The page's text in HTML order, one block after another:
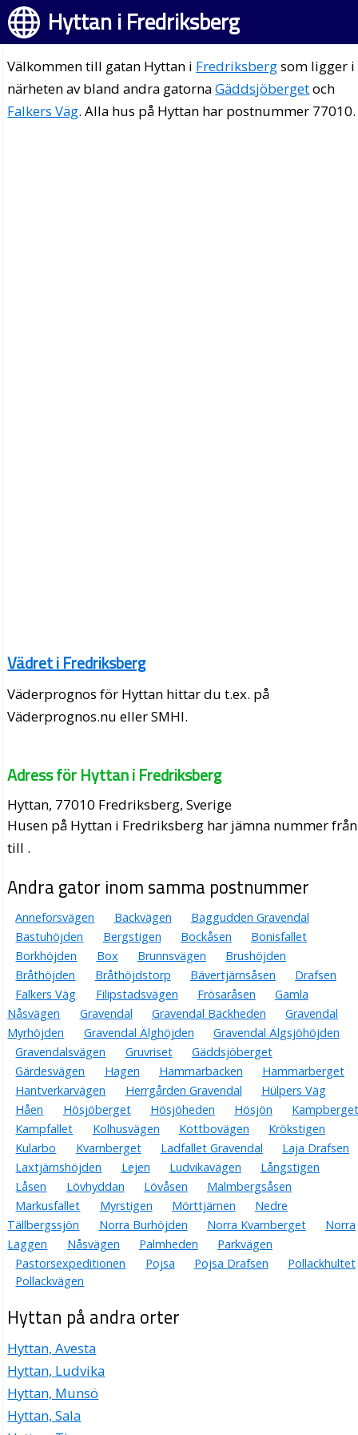
Hyttan i Fredriksberg
Välkommen till gatan Hyttan i Fredriksbergsom ligger i
närheten av bland andra gatornaGäddsjöbergetoch
Falkers Väg. Alla hus på Hyttan har postnummer 77010.
Vädret i Fredriksberg
Väderprognos för Hyttan hittar du t.ex. på
Väderprognos.nu eller SMHI.
Adress för Hyttan i Fredriksberg
Hyttan, 77010 Fredriksberg, Sverige
Husen på Hyttan i Fredriksberg har jämna nummer från
till .
Andra gator inom samma postnummer
Anneforsvägen Backvägen
Baggudden Gravendal
Bastuhöjden
Bergstigen Bockåsen
Bonisfallet
Borkhöjden
Box Brunnsvägen
Brushöjden
Bråthöjden
Bråthöjdstorp Bävertjärnsåsen
Drafsen
Falkers Väg
Filipstadsvägen Frösaråsen
Gamla
Nåsvägen
Gravendal Gravendal Bäckheden
Gravendal
Myrhöjden
Gravendal Älghöjden
Gravendal Älgsjöhöjden
Gravendalsvägen
Gruvriset
Gäddsjöberget
Gärdesvägen
Hagen Hammarbacken
Hammarberget
Hantverkarvägen
Herrgården Gravendal
Hülpers Väg
Håen
Hösjöberget Hösjöheden Hösjön
Kampfallet
Kolhusvägen Kottbovägen
Krökstigen
Kularbo
Kvarnberget Ladfallet Gravendal
Laja Drafsen
Laxtjärnshöjden
Lejen Ludvikavägen
Långstigen
Låsen
Lövhyddan Lövåsen
Malmbergsåsen
Markusfallet
Myrstigen Mörttjärnen
Nedre
Tällbergssjön
Norra Burhöjden Norra Kvarnberget
Norra
Laggen
Nåsvägen Palmheden
Parkvägen
Pastorsexpeditionen
Pojsa Pojsa Drafsen
Pollackhultet
Pollackvägen
Hyttan på andra orter
Hyttan, Avesta
Hyttan, Ludvika
Hyttan, Munsö
Hyttan, Sala